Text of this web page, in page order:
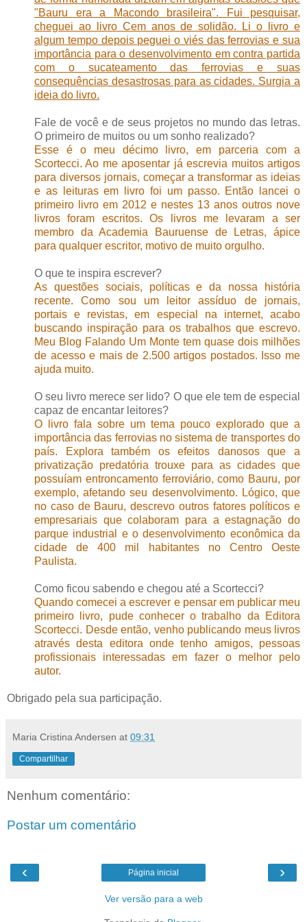
"Bauru era a Macondo brasileira". Fui pesquisar,
cheguei ao livro Cem anos de solidão. Li o livro e
algum tempo depois peguei o viés das ferrovias e sua
importância para o desenvolvimento em contra partida
com o sucateamento das ferrovias e suas
consequências desastrosas para as cidades. Surgia a
ideia do livro.
Fale de você e de seus projetos no mundo das letras.
O primeiro de muitos ou um sonho realizado?
Esse é o meu décimo livro, em parceria com a
Scortecci. Ao me aposentar já escrevia muitos artigos
para diversos jornais, começar a transformar as ideias
e as leituras em livro foi um passo. Então lancei o
primeiro livro em 2012 e nestes 13 anos outros nove
livros foram escritos. Os livros me levaram a ser
membro da Academia Bauruense de Letras, ápice
para qualquer escritor, motivo de muito orgulho.
O que te inspira escrever?
As questões sociais, políticas e da nossa história
recente. Como sou um leitor assíduo de jornais,
portais e revistas, em especial na internet, acabo
buscando inspiração para os trabalhos que escrevo.
Meu Blog Falando Um Monte tem quase dois milhões
de acesso e mais de 2.500 artigos postados. Isso me
ajuda muito.
O seu livro merece ser lido? O que ele tem de especial
capaz de encantar leitores?
O livro fala sobre um tema pouco explorado que a
importância das ferrovias no sistema de transportes do
país. Explora também os efeitos danosos que a
privatização predatória trouxe para as cidades que
possuíam entroncamento ferroviário, como Bauru, por
exemplo, afetando seu desenvolvimento. Lógico, que
no caso de Bauru, descrevo outros fatores políticos e
empresariais que colaboram para a estagnação do
parque industrial e o desenvolvimento econômica da
cidade de 400 mil habitantes no Centro Oeste
Paulista.
Como ficou sabendo e chegou até a Scortecci?
Quando comecei a escrever e pensar em publicar meu
primeiro livro, pude conhecer o trabalho da Editora
Scortecci. Desde então, venho publicando meus livros
através desta editora onde tenho amigos, pessoas
profissionais interessadas em fazer o melhor pelo
autor.
Obrigado pela sua participação.
Maria Cristina Andersen at 09:31
Compartilhar
Nenhum comentário:
Postar um comentário
‹ ›
Página inicial
Ver versão para a web